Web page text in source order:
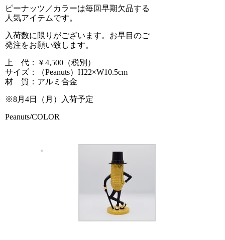
ピーナッツ／カラーは毎回早期欠品する
人気アイテムです。
入荷数に限りがございます。お早目のご
発注をお願い致します。
上 代：￥4,500（税別）
サイズ：（Peanuts）H22×W10.5cm
材 質：アルミ合金
※8月4日（月）入荷予定
Peanuts/COLOR